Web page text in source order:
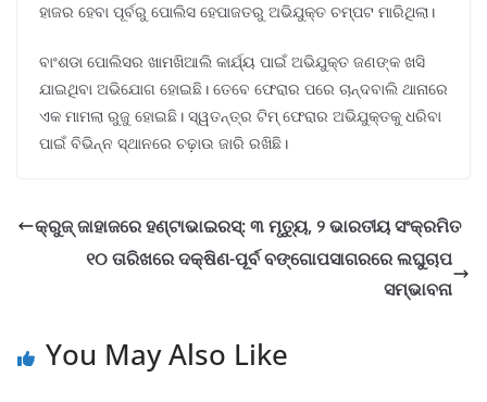
ହାଜର ହେବା ପୂର୍ବରୁ ପୋଲିସ ହେପାଜତରୁ ଅଭିଯୁକ୍ତ ଚମ୍ପଟ ମାରିଥିଲା।
ବାଂଶଡା ପୋଲିସର ଖାମଖିଆଲି କାର୍ଯ୍ୟ ପାଇଁ ଅଭିଯୁକ୍ତ ଜଣଙ୍କ ଖସି
ଯାଇଥିବା ଅଭିଯୋଗ ହୋଇଛି। ତେବେ ଫେରାର ପରେ ଚାନ୍ଦବାଲି ଥାନାରେ
ଏକ ମାମଲା ରୁଜୁ ହୋଇଛି। ସ୍ୱତନ୍ତ୍ର ଟିମ୍ ଫେରାର ଅଭିଯୁକ୍ତକୁ ଧରିବା
ପାଇଁ ବିଭିନ୍ନ ସ୍ଥାନରେ ଚଢ଼ାଉ ଜାରି ରଖିଛି।
କ୍ରୁଜ୍ ଜାହାଜରେ ହଣ୍ଟାଭାଇରସ୍: ୩ ମୃତ୍ୟୁ, ୨ ଭାରତୀୟ ସଂକ୍ରମିତ
୧୦ ତାରିଖରେ ଦକ୍ଷିଣ-ପୂର୍ବ ବଙ୍ଗୋପସାଗରରେ ଲଘୁଚାପ
ସମ୍ଭାବନା
You May Also Like